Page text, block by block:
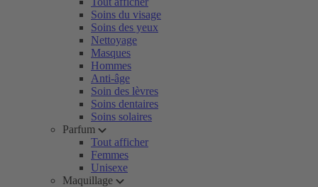
Soins du visage
Soins des yeux
Nettoyage
Masques
Hommes
Anti-âge
Soin des lèvres
Soins dentaires
Soins solaires
Parfum
Tout afficher
Femmes
Unisexe
Maquillage